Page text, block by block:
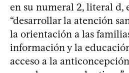
en su numeral 2, literal d,
“desarrollar la atención
la orientación a las
información y la
acceso a la